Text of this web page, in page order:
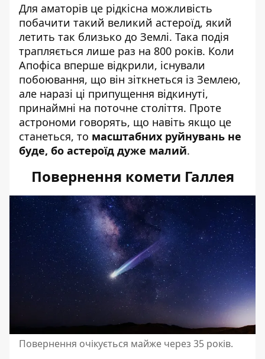
Для аматорів це рідкісна можливість
побачити такий великий астероїд, який
летить так близько до Землі. Така подія
трапляється лише раз на 800 років. Коли
Апофіса вперше відкрили, існували
побоювання, що він зіткнеться із Землею,
але наразі ці припущення відкинуті,
принаймні на поточне століття. Проте
астрономи говорять, що навіть якщо це
станеться, то масштабних руйнувань не
буде, бо астероїд дуже малий.
Повернення комети Галлея
Повернення очікується майже через 35 років.